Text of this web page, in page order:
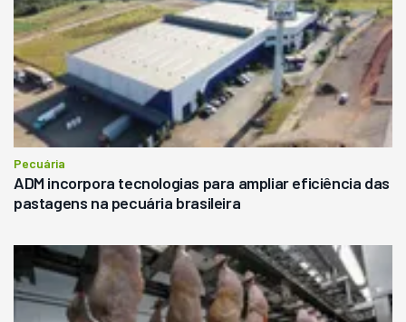
Pecuária
ADM incorpora tecnologias para ampliar eficiência das
pastagens na pecuária brasileira